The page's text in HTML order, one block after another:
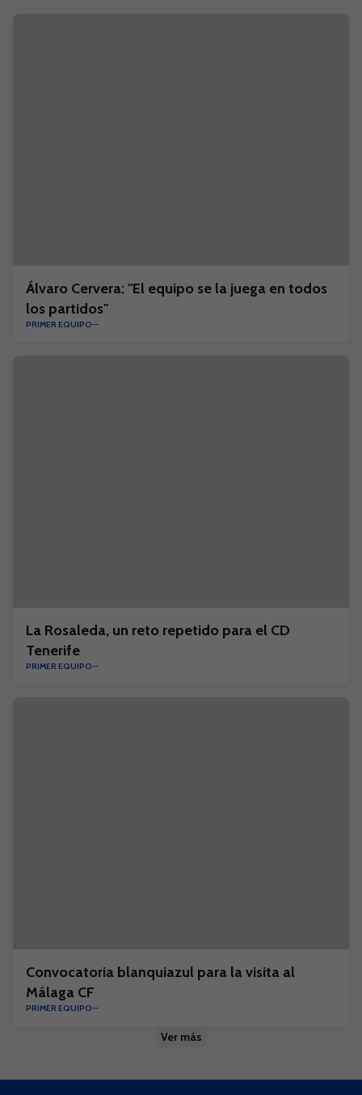
Álvaro Cervera: "El equipo se la juega en todos
los partidos"
PRIMER EQUIPO
La Rosaleda, un reto repetido para el CD
Tenerife
PRIMER EQUIPO
Convocatoria blanquiazul para la visita al
Málaga CF
PRIMER EQUIPO
Ver más